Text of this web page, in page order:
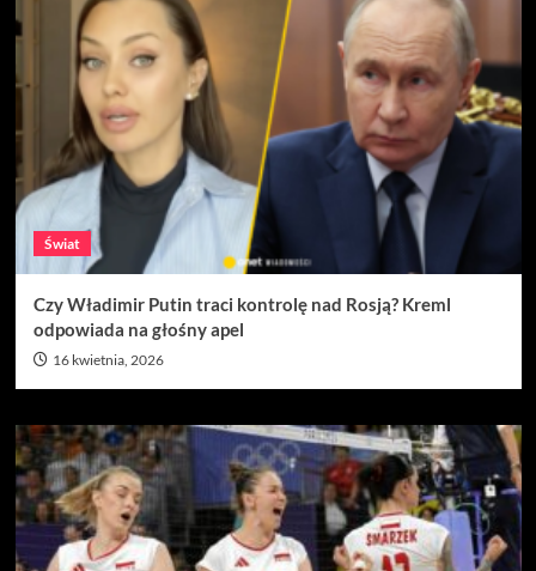
Świat
Czy Władimir Putin traci kontrolę nad Rosją? Kreml
odpowiada na głośny apel
16 kwietnia, 2026